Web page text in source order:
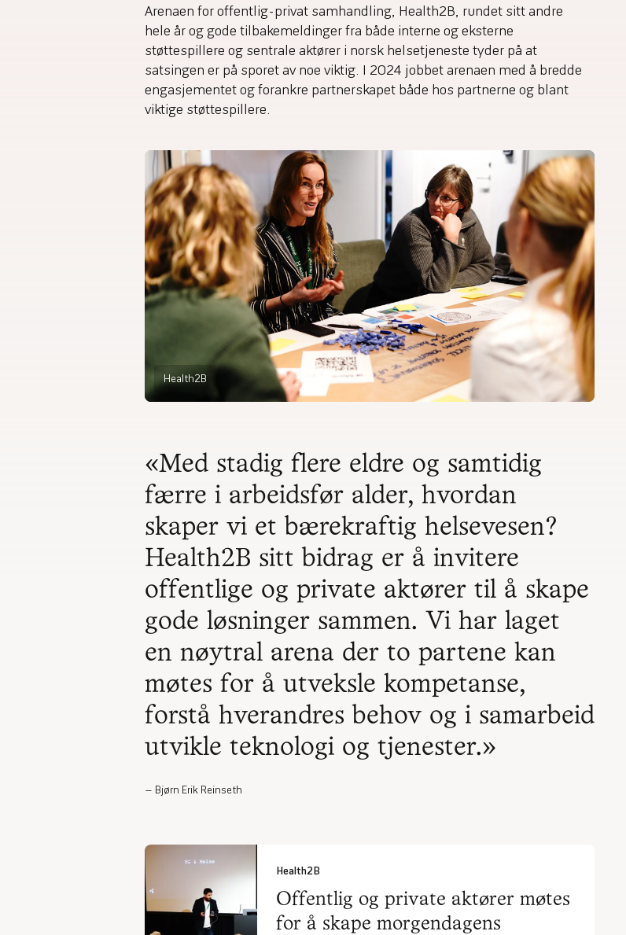
Arenaen for offentlig-privat samhandling, Health2B, rundet sitt andre
hele år og gode tilbakemeldinger fra både interne og eksterne
støttespillere og sentrale aktører i norsk helsetjeneste tyder på at
satsingen er på sporet av noe viktig. I 2024 jobbet arenaen med å bredde
engasjementet og forankre partnerskapet både hos partnerne og blant
viktige støttespillere.
Health2B
«Med stadig flere eldre og samtidig
færre i arbeidsfør alder, hvordan
skaper vi et bærekraftig helsevesen?
Health2B sitt bidrag er å invitere
offentlige og private aktører til å skape
gode løsninger sammen. Vi har laget
en nøytral arena der to partene kan
møtes for å utveksle kompetanse,
forstå hverandres behov og i samarbeid
utvikle teknologi og tjenester.»
Bjørn Erik Reinseth
Health2B
Offentlig og private aktører møtes
for å skape morgendagens